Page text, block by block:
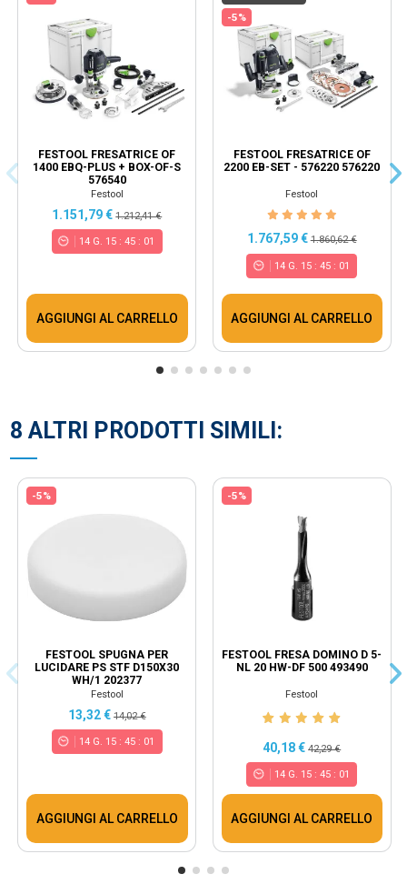
FESTOOL FRESATRICE OF
1400 EBQ-PLUS + BOX-OF-S
576540
Festool
1.151,79 €1.212,41 €
14 G. 15 :45 : 00
AGGIUNGI AL CARRELLO
-5%
FESTOOL FRESATRICE OF
2200 EB-SET - 576220 576220
Festool
1.767,59 €1.860,62 €
14G. 15: 45: 00
AGGIUNGI AL CARRELLO
8 ALTRI PRODOTTI SIMILI:
-5%
FESTOOL SPUGNA PER
LUCIDARE PS STF D150X30
WH/1 202377
Festool
13,32 € 14,02 €
14 G. 15 :45 : 00
AGGIUNGI AL CARRELLO
-5%
FESTOOL FRESA DOMINO D 5-
NL 20 HW-DF 500 493490
Festool
40,18 €42,29 €
14G. 15: 45: 00
AGGIUNGI AL CARRELLO